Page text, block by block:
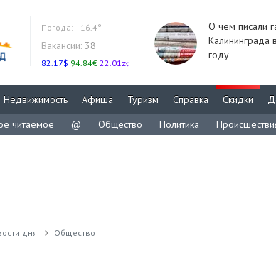
Погода: +16.4°
Вакансии: 38
82.17$ 94.84€ 22.01zł
О чём писали
Калининграда
году
Недвижимость Афиша Туризм Справка Скидки
читаемое @ Общество Политика
дня Общество